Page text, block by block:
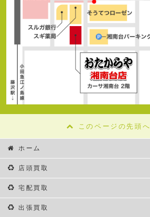
このページの先頭へ
ホーム
店頭買取
宅配買取
出張買取